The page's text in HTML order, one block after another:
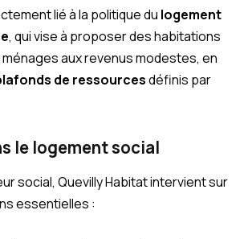
lié à la politique du logement
, qui vise à proposer des habitations
aux revenus modestes, en
de ressourcesdéfinis par
le logement social
social, Quevilly Habitat intervient sur
essentielles :